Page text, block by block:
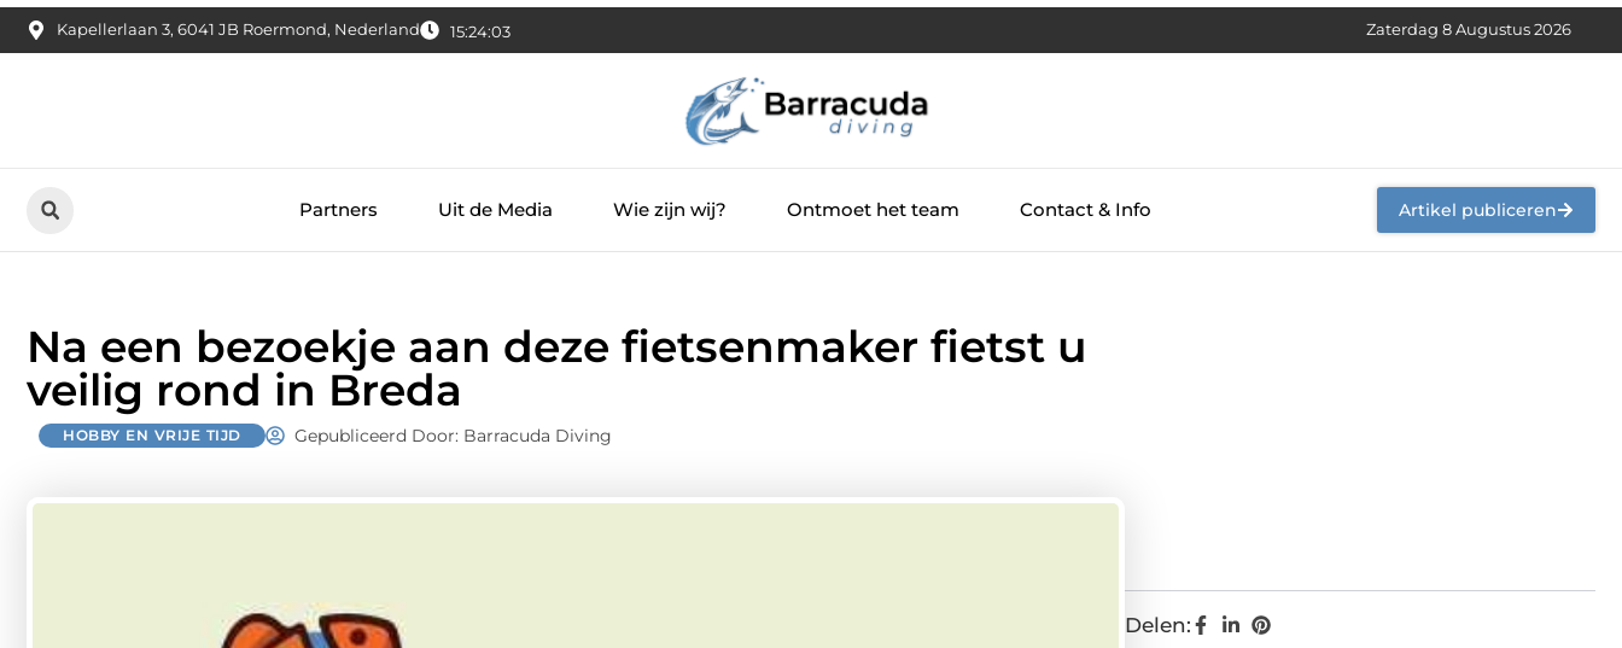
Kapellerlaan 3, 6041 JB Roermond, Nederland 15:24:04 Zaterdag 8 Augustus 2026
Partners Uit de Media Wie zijn wij? Ontmoet het team Contact & Info Artikel publiceren
Na een bezoekje aan deze fietsenmaker fietst u
veilig rond in Breda
HOBBY EN VRIJE TIJD Gepubliceerd Door: Barracuda Diving
Delen: